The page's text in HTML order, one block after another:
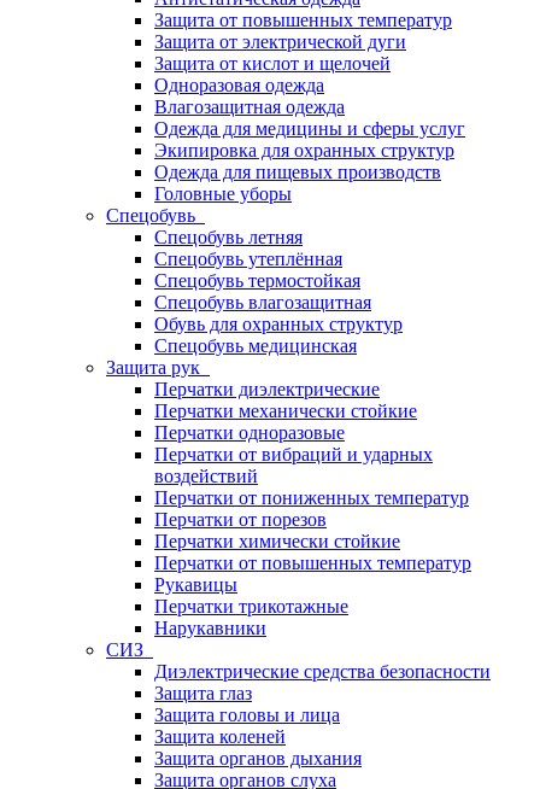
Защита от повышенных температур
Защита от электрической дуги
Защита от кислот и щелочей
Одноразовая одежда
Влагозащитная одежда
Одежда для медицины и сферы услуг
Экипировка для охранных структур
Одежда для пищевых производств
Головные уборы
Спецобувь
Спецобувь летняя
Спецобувь утеплённая
Спецобувь термостойкая
Спецобувь влагозащитная
Обувь для охранных структур
Спецобувь медицинская
Защита рук
Перчатки диэлектрические
Перчатки механически стойкие
Перчатки одноразовые
Перчатки от вибраций и ударных
воздействий
Перчатки от пониженных температур
Перчатки от порезов
Перчатки химически стойкие
Перчатки от повышенных температур
Рукавицы
Перчатки трикотажные
Нарукавники
СИЗ
Диэлектрические средства безопасности
Защита глаз
Защита головы и лица
Защита коленей
Защита органов дыхания
Защита органов слуха